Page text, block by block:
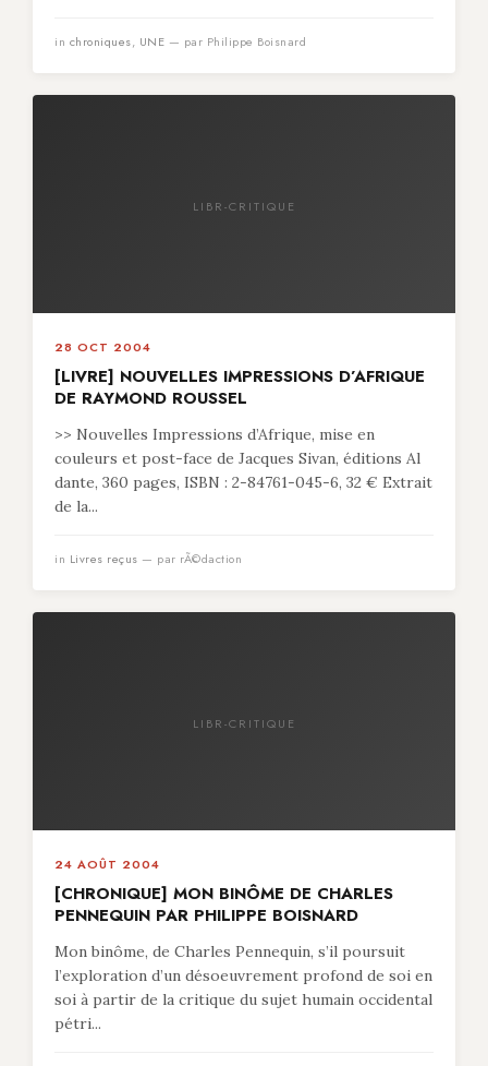
in chroniques, UNE — par Philippe Boisnard
LIBR-CRITIQUE
28 OCT 2004
[LIVRE] NOUVELLES IMPRESSIONS D’AFRIQUE
DE RAYMOND ROUSSEL
>> Nouvelles Impressions d’Afrique, mise en
couleurs et post-face de Jacques Sivan, éditions Al
dante, 360 pages, ISBN : 2-84761-045-6, 32 € Extrait
de la...
in Livres reçus — par rÃ©daction
LIBR-CRITIQUE
24 AOÛT 2004
[CHRONIQUE] MON BINÔME DE CHARLES
PENNEQUIN PAR PHILIPPE BOISNARD
Mon binôme, de Charles Pennequin, s’il poursuit
l’exploration d’un désoeuvrement profond de soi en
soi à partir de la critique du sujet humain occidental
pétri...